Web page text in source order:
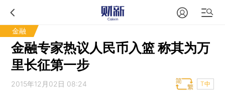
金融
金融专家热议人民币入篮 称其为万
里长征第一步
2015年12月02日 08:24 T中